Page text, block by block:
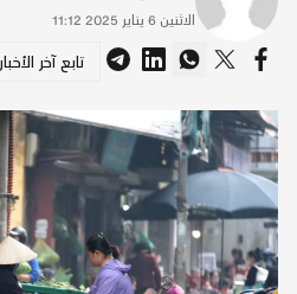
الاثنين 6 يناير 2025 11:12
تابع آخر